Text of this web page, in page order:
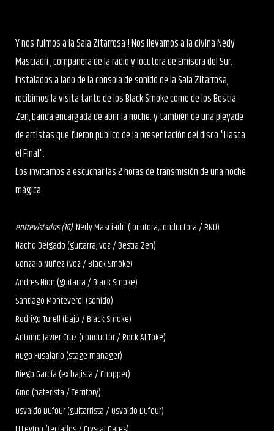
Y nos fuimos a la Sala Zitarrosa ! Nos llevamos a la divina Nedy
Masciadri , compañera de la radio y locutora de Emisora del Sur.
Instalados a lado de la consola de sonido de la Sala ZItarrosa,
recibimos la visita tanto de los Black Smoke como de los Bestia
Zen, banda encargada de abrir la noche. y también de una pléyade
de artistas que fueron público de la presentación del disco "Hasta
el Final".
Los invitamos a escuchar las 2 horas de transmisión de una noche
mágica.
entrevistados (16): Nedy Masciadri (locutora,conductora / RNU)
Nacho Delgado (guitarra, voz / Bestia Zen)
Gonzalo Nuñez (voz / Black Smoke)
Andres Nion (guitarra / Black Smoke)
Santiago Monteverdi (sonido)
Rodrigo Turell (bajo / Black Smoke)
Antonio Javier Cruz (conductor / Rock Al Toke)
Hugo Fusalario (stage manager)
Diego García (ex bajista / Chopper)
Gino (baterista / Territory)
Osvaldo Dufour (guitarrista / Osvaldo Dufour)